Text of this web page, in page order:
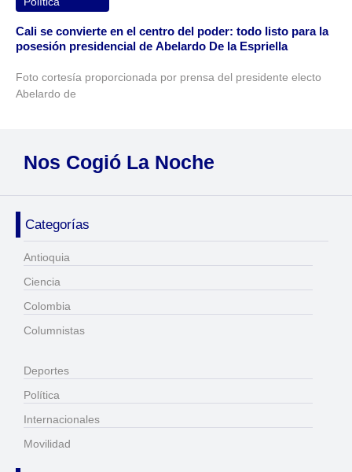
Cali se convierte en el centro del poder: todo listo para la
posesión presidencial de Abelardo De la Espriella
Foto cortesía proporcionada por prensa del presidente electo
Abelardo de
Nos Cogió La Noche
Categorías
Antioquia
Ciencia
Colombia
Columnistas
Deportes
Política
Internacionales
Movilidad